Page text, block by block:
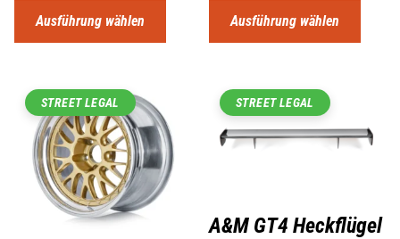
Ausführung wählen Ausführung wählen
STREET LEGAL STREET LEGAL
A&M GT4 Heckflügel